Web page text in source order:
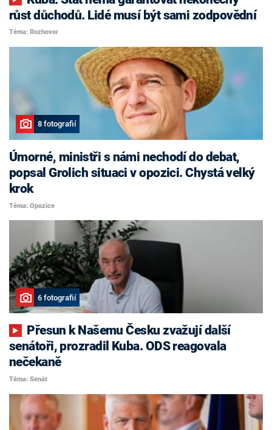
růst důchodů. Lidé musí být sami zodpovědní
Téma: Rozhovor
8 fotografií
Úmorné, ministři s námi nechodí do debat,
popsal Grolich situaci v opozici. Chystá velký
krok
Téma: Opozice
6 fotografií
senátoři, prozradil Kuba. ODS reagovala
nečekaně
Téma: Senát